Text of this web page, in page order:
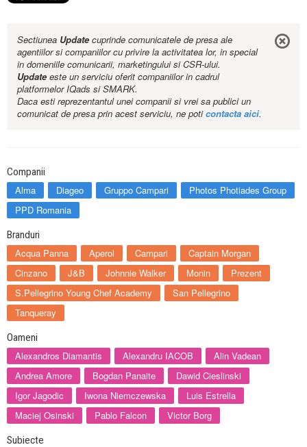
Sectiunea Updatecuprinde comunicatele de presa ale
agentiilor si companiilor cu privire la activitatea lor, in special
in domeniile comunicarii, marketingului si CSR-ului.
Updateeste un serviciu oferit companiilor in cadrul
platformelor IQads si SMARK.
Daca esti reprezentantul unei companii si vrei sa publici un
comunicat de presa prin acest serviciu, ne poticontacta aici.
Companii
Alma Diageo Gruppo Campari
Photos Photiades Group
PPD Romania
Branduri
Acqua Panna Aperol Campari
Captain Morgan
Cinzano
J&B Johnnie Walker Monin
Prezent
S.Pellegrino Young Chef Academy
San Pellegrino
Tanqueray
Oameni
Alexandros Diamantis Alexandru IACOB
Alin Vadean
Andrea Amore
Bogdan Panaite
Dawid Cieslinski
Igor Jagodic
Iwona Niemczewska
Luis Estrella
Maciej Osinski
Pablo Falcon Victor Borg
Subiecte